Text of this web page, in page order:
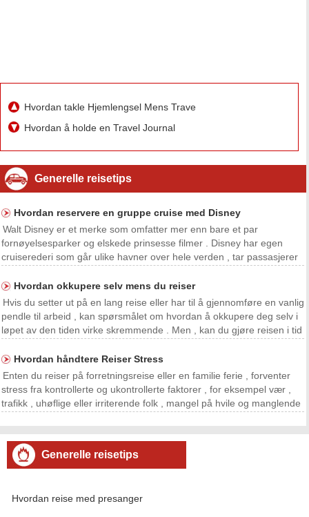
Hvordan takle Hjemlengsel Mens Trave
Hvordan å holde en Travel Journal
Generelle reisetips
Hvordan reservere en gruppe cruise med Disney
Walt Disney er et merke som omfatter mer enn bare et par
fornøyelsesparker og elskede prinsesse filmer . Disney har egen
cruiserederi som går ulike havner over hele verden , tar passasjerer
USA og til og med Europa . Disney Cru
Hvordan okkupere selv mens du reiser
Hvis du setter ut på en lang reise eller har til å gjennomføre en vanlig
pendle til arbeid , kan spørsmålet om hvordan å okkupere deg selv i
løpet av den tiden virke skremmende . Men , kan du gjøre reisen i tid
utlandet , ta sikkerh
Hvordan håndtere Reiser Stress
Enten du reiser på forretningsreise eller en familie ferie , forventer
stress fra kontrollerte og ukontrollerte faktorer , for eksempel vær ,
trafikk , uhøflige eller irriterende folk , mangel på hvile og manglende
Generelle reisetips
Hvordan reise med presanger